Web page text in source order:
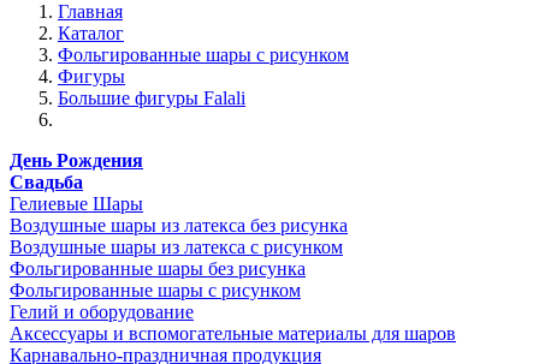
Главная
Каталог
Фольгированные шары с рисунком
Фигуры
Большие фигуры Falali
День Рождения
Свадьба
Гелиевые Шары
Воздушные шары из латекса без рисунка
Воздушные шары из латекса с рисунком
Фольгированные шары без рисунка
Фольгированные шары с рисунком
Гелий и оборудование
Аксессуары и вспомогательные материалы для шаров
Карнавально-праздничная продукция